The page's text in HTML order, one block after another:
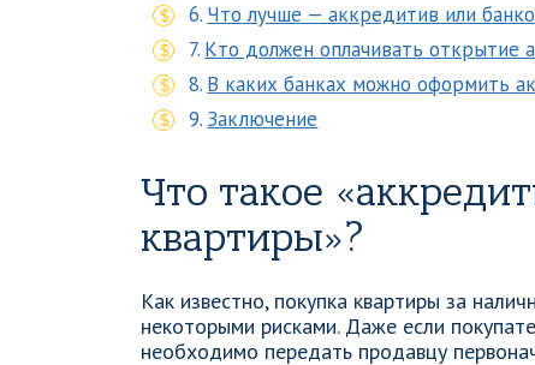
Что лучше — аккредитив или
Кто должен оплачивать открытие
В каких банках можно оформить
Заключение
Что такое
квартиры»?
Как известно, покупка квартиры за
некоторыми рисками. Даже если
необходимо передать продавцу